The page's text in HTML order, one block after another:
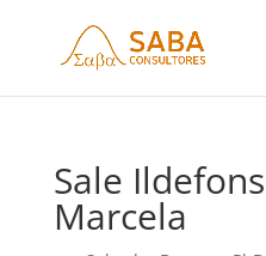
Sale
Marcela